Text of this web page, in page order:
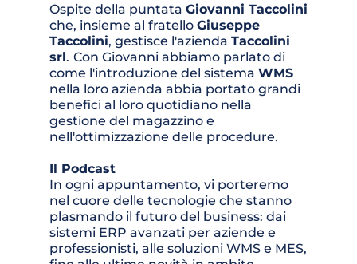
Ospite della puntata Giovanni Taccolini
che, insieme al fratello Giuseppe
Taccolini, gestisce l'azienda Taccolini
srl. Con Giovanni abbiamo parlato di
come l'introduzione del sistema WMS
nella loro azienda abbia portato grandi
benefici al loro quotidiano nella
gestione del magazzino e
nell'ottimizzazione delle procedure.
Il Podcast
In ogni appuntamento, vi porteremo
nel cuore delle tecnologie che stanno
plasmando il futuro del business: dai
sistemi ERP avanzati per aziende e
professionisti, alle soluzioni WMS e MES,